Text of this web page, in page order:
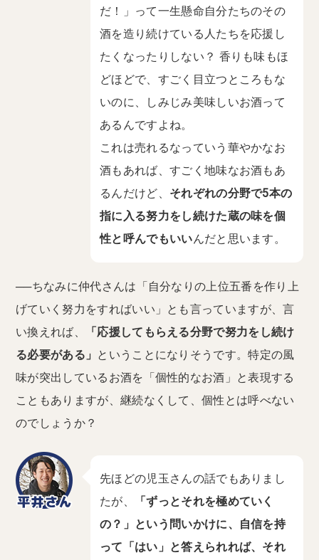
だ！」って一生懸命自分たちのその
酒を造り続けている人たちを応援し
たくなったりしない？ 香りも味もほ
どほどで、すごく目立つところもな
いのに、しみじみ美味しいお酒って
あるんですよね。
これは売れるなっていう華やかなお
酒もあれば、すごく地味なお酒もあ
るんだけど、 それぞれの分野で5本の
指に入る努力をし続けた蔵の味を個
性と呼んでもいいんだと思います。
──ちなみに仲代さんは「自分なりの上位五番を作り上
げていく努力をすればいい」とも言っていますが、言
い換えれば、
「応援してもらえる分野で努力をし続け
る必要がある」 ということになりそうです。特定の風
味が突出しているお酒を「個性的なお酒」と表現する
こともありますが、継続なくして、個性とは呼べない
のでしょうか？
先ほどの児玉さんの話でもありまし
たが、
「ずっとそれを極めていく
の？」という問いかけに、自信を持
って「はい」と答えられれば、それ